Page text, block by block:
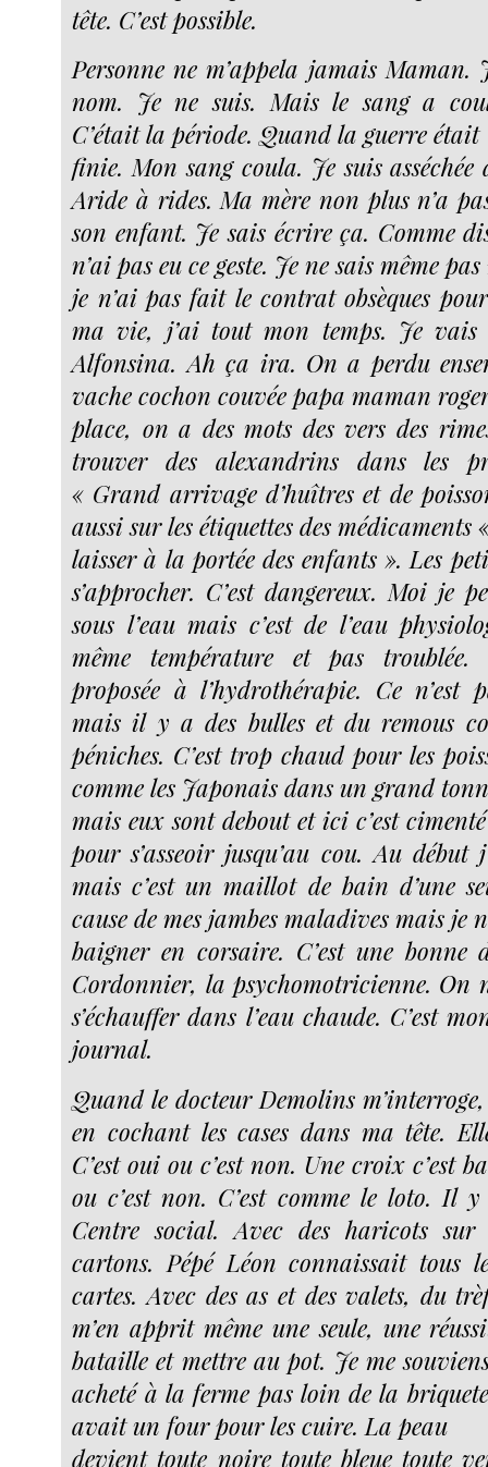
tête. C’est possible.
Personne ne m’appela jamais Maman.
nom. Je ne suis. Mais le sang a
C’était la période. Quand la guerre était
finie. Mon sang coula. Je suis asséchée
Aride à rides. Ma mère non plus n’a
son enfant. Je sais écrire ça. Comme
n’ai pas eu ce geste. Je ne sais même
je n’ai pas fait le contrat obsèques
ma vie, j’ai tout mon temps. Je vais
Alfonsina. Ah ça ira. On a perdu
vache cochon couvée papa maman
place, on a des mots des vers des
trouver des alexandrins dans les
« Grand arrivage d’huîtres et de
aussi sur les étiquettes des médicaments
laisser à la portée des enfants ». Les
s’approcher. C’est dangereux. Moi je
sous l’eau mais c’est de l’eau
même température et pas troublée.
proposée à l’hydrothérapie. Ce n’est
mais il y a des bulles et du remous
péniches. C’est trop chaud pour les
comme les Japonais dans un grand
mais eux sont debout et ici c’est
pour s’asseoir jusqu’au cou. Au
mais c’est un maillot de bain d’une
cause de mes jambes maladives mais je
baigner en corsaire. C’est une bonne
Cordonnier, la psychomotricienne. On
s’échauffer dans l’eau chaude. C’est
journal.
Quand le docteur Demolins
en cochant les cases dans ma tête.
C’est oui ou c’est non. Une croix c’est
ou c’est non. C’est comme le loto. Il
Centre social. Avec des haricots sur
cartons. Pépé Léon connaissait tous
cartes. Avec des as et des valets, du
m’en apprit même une seule, une
bataille et mettre au pot. Je me
acheté à la ferme pas loin de la
avait un four pour les cuire. La peau
devient toute noire toute bleue toute